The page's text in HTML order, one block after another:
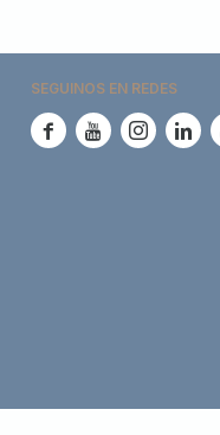
SEGUINOS EN REDES
   